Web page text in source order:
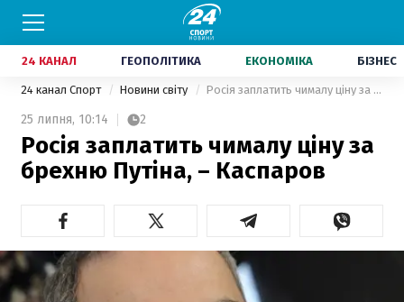
24 КАНАЛ ГЕОПОЛІТИКА ЕКОНОМІКА БІЗНЕС
24 канал Спорт Новини світу Росія заплатить чималу ціну за брехню Путіна, – Каспаров
25 липня, 10:14 2
Росія заплатить чималу ціну за
брехню Путіна, – Каспаров